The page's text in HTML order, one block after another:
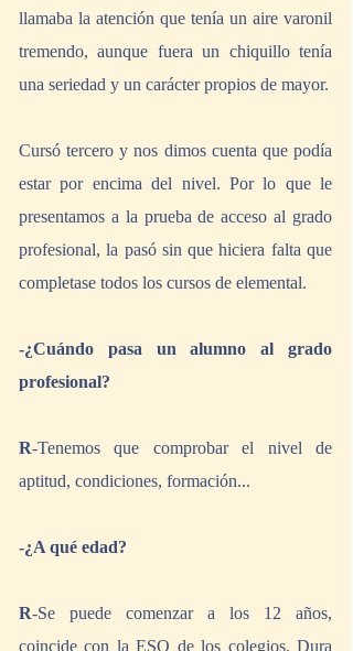
llamaba la atención que tenía un aire varonil
tremendo, aunque fuera un chiquillo tenía
una seriedad y un carácter propios de mayor.
Cursó tercero y nos dimos cuenta que podía
estar por encima del nivel. Por lo que le
presentamos a la prueba de acceso al grado
profesional, la pasó sin que hiciera falta que
completase todos los cursos de elemental.
-¿Cuándo pasa un alumno al grado
profesional?
R-Tenemos que comprobar el nivel de
aptitud, condiciones, formación...
-¿A qué edad?
R-Se puede comenzar a los 12 años,
coincide con la ESO de los colegios. Dura